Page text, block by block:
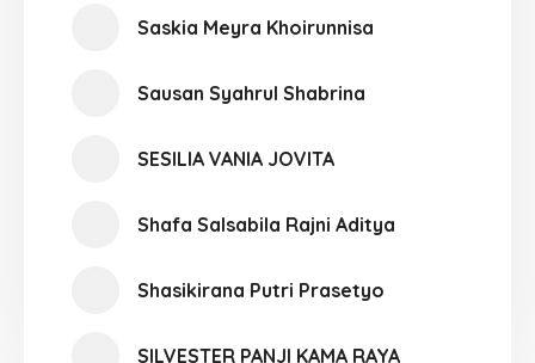
Saskia Meyra Khoirunnisa
Sausan Syahrul Shabrina
SESILIA VANIA JOVITA
Shafa Salsabila Rajni Aditya
Shasikirana Putri Prasetyo
SILVESTER PANJI KAMA RAYA